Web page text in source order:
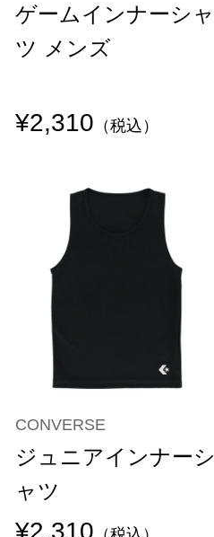
ゲームインナーシャ
ツ メンズ
¥2,310 （税込）
CONVERSE
ジュニアインナーシ
ャツ
¥2,310